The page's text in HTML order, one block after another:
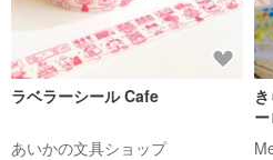
ラベラーシール Cafe
あいかの文具ショップ